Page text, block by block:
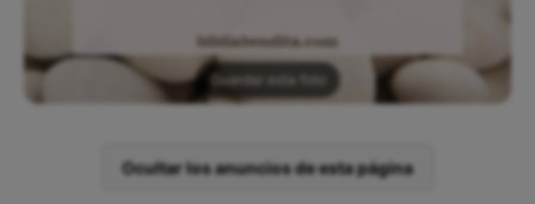
Guardar esta foto
Ocultar los anuncios de esta página